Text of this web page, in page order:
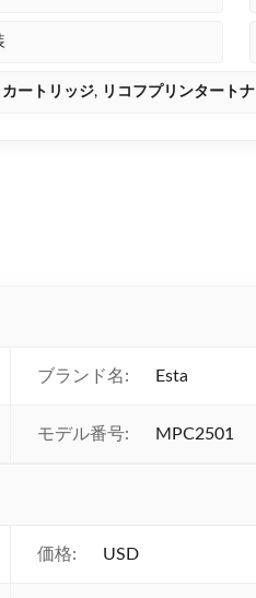
ートリッジ, リコフプリンタート
ブランド名: Esta
モデル番号: MPC2501
価格: USD